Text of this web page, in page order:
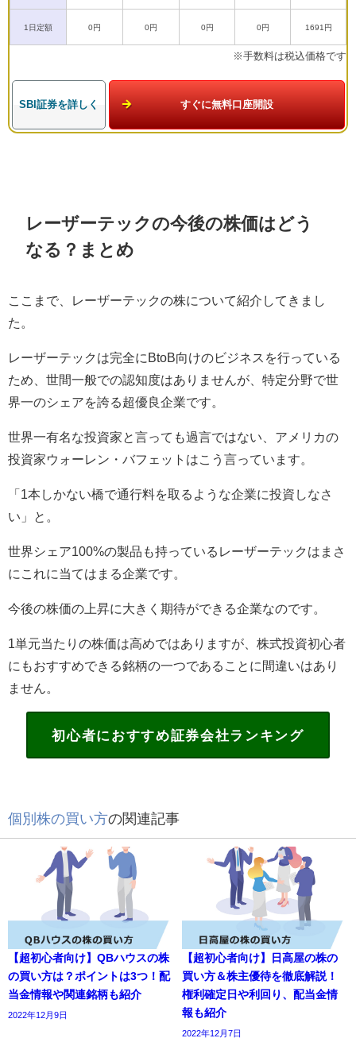
1日定額 0円 0円 0円 0円 1691円
※手数料は税込価格です
SBI証券を詳しく すぐに無料口座開設
レーザーテックの今後の株価はどう
なる？まとめ
ここまで、レーザーテックの株について紹介してきまし
た。
レーザーテックは完全に BtoB向けのビジネスを行っている
ため、世間一般での認知度はありませんが、特定分野で世
界一のシェアを誇る超優良企業です。
世界一有名な投資家と言っても過言ではない、アメリカの
投資家ウォーレン・バフェットはこう言っています。
「 1本しかない橋で通行料を取るような企業に投資しなさ
い」と。
世界シェア100%の製品も持っているレーザーテックはまさ
にこれに当てはまる企業です。
今後の株価の上昇に大きく期待ができる企業なのです。
1単元当たりの株価は高めではありますが、株式投資初心者
にもおすすめできる銘柄の一つであることに間違いはあり
ません。
初心者におすすめ証券会社ランキング
個別株の買い方の関連記事
【超初心者向け】QBハウスの株
の買い方は？ポイントは3つ！配
当金情報や関連銘柄も紹介
2022年12月9日
【超初心者向け】日高屋の株の
買い方＆株主優待を徹底解説！
権利確定日や利回り、配当金情
報も紹介
2022年12月7日